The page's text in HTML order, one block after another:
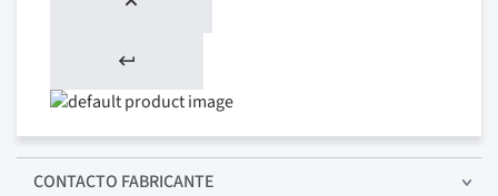
CONTACTO FABRICANTE